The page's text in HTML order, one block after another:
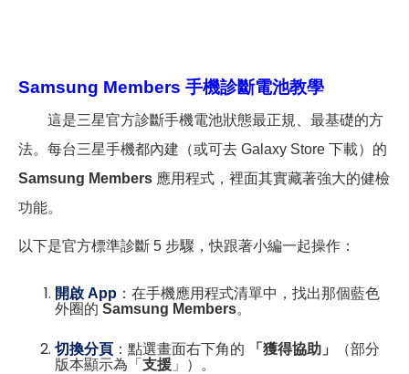
Samsung Members 手機診斷電池教學
這是三星官方診斷手機電池狀態最正規、最基礎的方
法。每台三星手機都內建（或可去 Galaxy Store 下載）的
Samsung Members 應用程式，裡面其實藏著強大的健檢
功能。
以下是官方標準診斷 5 步驟，快跟著小編一起操作：
開啟 App ：在手機應用程式清單中，找出那個藍色
外圈的 Samsung Members。
切換分頁 ：點選畫面右下角的 「獲得協助」
（部分
版本顯示為「 支援 」）。